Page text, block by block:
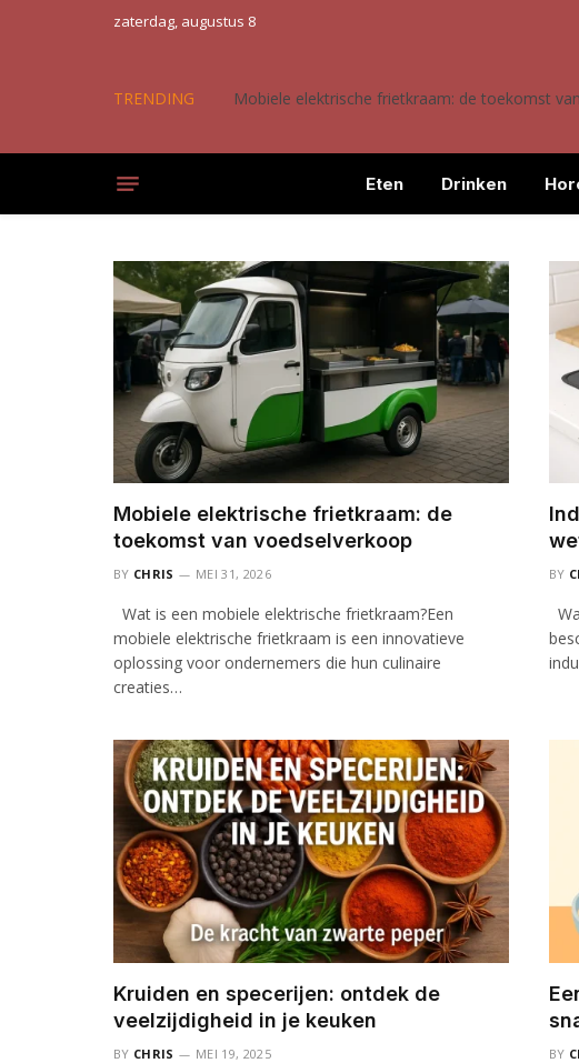
zaterdag, augustus 8
TRENDING Mobiele elektrische frietkraam: de toekomst
Eten Drinken
Mobiele elektrische frietkraam: de
toekomst van voedselverkoop
BY CHRIS MEI 31, 2026
Wat is een mobiele elektrische frietkraam?Een
mobiele elektrische frietkraam is een innovatieve
oplossing voor ondernemers die hun culinaire
creaties…
BY
Kruiden en specerijen: ontdek de
veelzijdigheid in je keuken
BY CHRIS MEI 19, 2025 BY